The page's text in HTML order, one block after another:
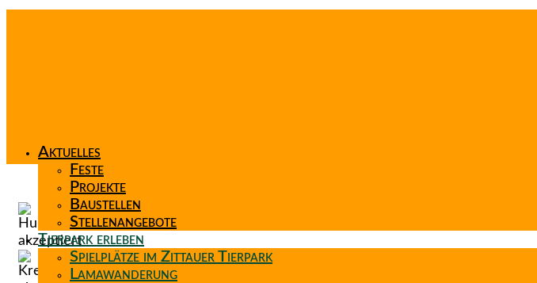
Aktuelles
Feste
Projekte
Baustellen
Stellenangebote
Tierpark erleben
Spielplätze im Zittauer Tierpark
Lamawanderung